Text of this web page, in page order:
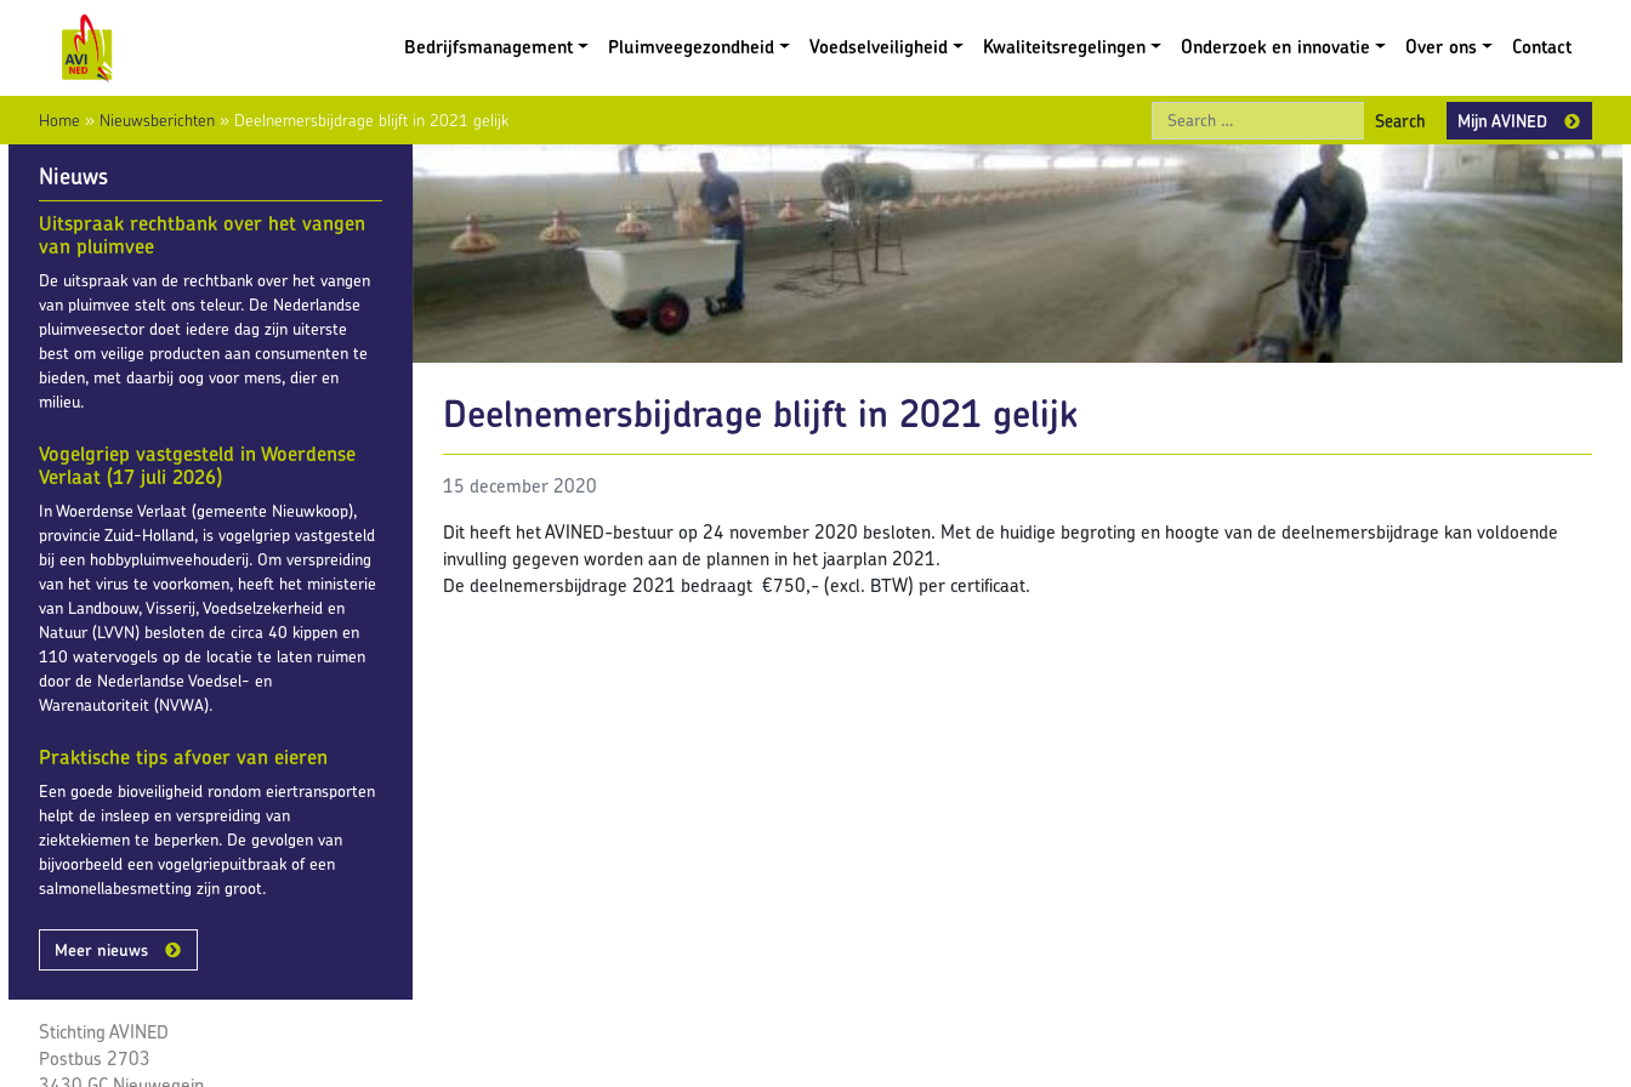
Bedrijfsmanagement
Pluimveegezondheid Voedselveiligheid Kwaliteitsregelingen Onderzoek en innovatie Over ons Contact
Home » Nieuwsberichten » Deelnemersbijdrage blijft in 2021 gelijk Search
Mijn AVINED
Nieuws
Uitspraak rechtbank over het vangen
van pluimvee
De uitspraak van de rechtbank over het vangen
van pluimvee stelt ons teleur. De Nederlandse
pluimveesector doet iedere dag zijn uiterste
best om veilige producten aan consumenten te
bieden, met daarbij oog voor mens, dier en
milieu.
Vogelgriep vastgesteld in Woerdense
Verlaat (17 juli 2026)
In Woerdense Verlaat (gemeente Nieuwkoop),
provincie Zuid-Holland, is vogelgriep vastgesteld
bij een hobbypluimveehouderij. Om verspreiding
van het virus te voorkomen, heeft het ministerie
van Landbouw, Visserij, Voedselzekerheid en
Natuur (LVVN) besloten de circa 40 kippen en
110 watervogels op de locatie te laten ruimen
door de Nederlandse Voedsel- en
Warenautoriteit (NVWA).
Praktische tips afvoer van eieren
Een goede bioveiligheid rondom eiertransporten
helpt de insleep en verspreiding van
ziektekiemen te beperken. De gevolgen van
bijvoorbeeld een vogelgriepuitbraak of een
salmonellabesmetting zijn groot.
Meer nieuws
Stichting AVINED
Postbus 2703
Deelnemersbijdrage blijft in 2021 gelijk
15 december 2020
Dit heeft het AVINED-bestuur op 24 november 2020 besloten. Met de huidige begroting en hoogte van de deelnemersbijdrage kan voldoende
invulling gegeven worden aan de plannen in het jaarplan 2021.
De deelnemersbijdrage 2021 bedraagt €750,- (excl. BTW) per certificaat.